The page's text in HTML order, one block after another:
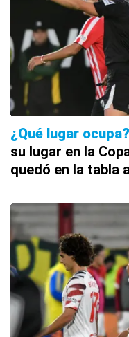
¿Qué lugar ocupa?
su lugar en la
quedó en la tabla